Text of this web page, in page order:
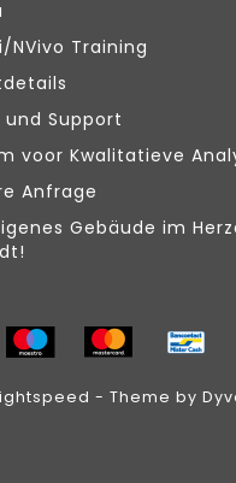
NVivo Training
und Support
voor Kwalitatieve
Anfrage
Gebäude im
- Theme by